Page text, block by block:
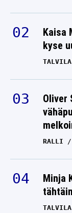
Kaisa
kyse
Oliver
RALLI
Minja